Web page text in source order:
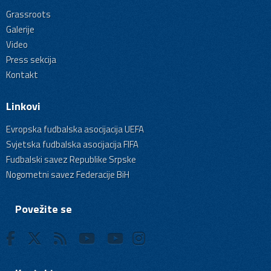
Grassroots
Galerije
Video
Press sekcija
Kontakt
Linkovi
Evropska fudbalska asocijacija UEFA
Svjetska fudbalska asocijacija FIFA
Fudbalski savez Republike Srpske
Nogometni savez Federacije BiH
Povežite se